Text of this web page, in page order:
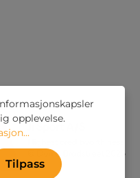
opplevelse.
Tilpass